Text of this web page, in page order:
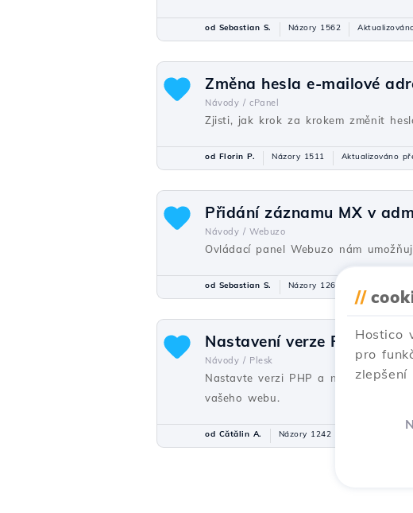
od Sebastian S. Názory 1562
Změna hesla e-mailové
Návody / cPanel
Zjisti, jak krok za krokem změnit
od Florin P. Názory 1511 Aktualizováno
Přidání záznamu MX v
Návody / Webuzo
Ovládací panel Webuzo nám
od Sebastian S. Názory 1267
Nastavení verze PHP a
Návody / Plesk
Nastavte verzi PHP a
vašeho webu.
od Cătălin A. Názory 1242
//
Hostico
pro